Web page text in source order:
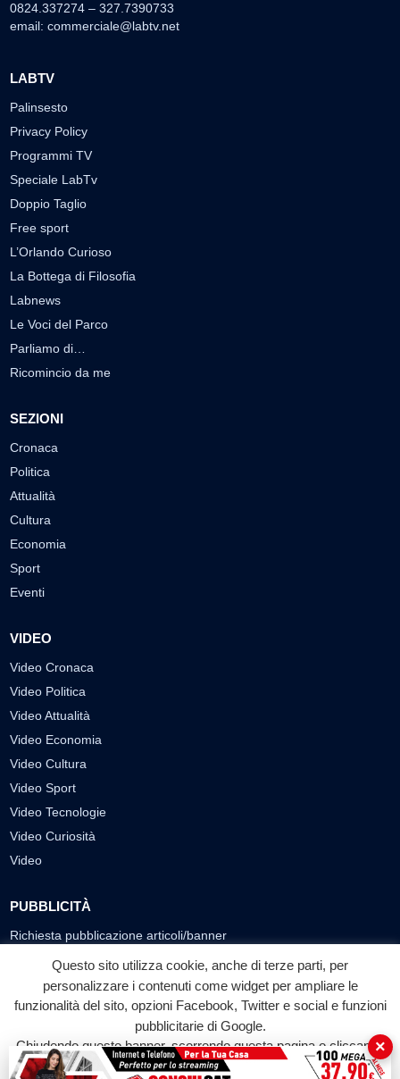
0824.337274 – 327.7390733
email: commerciale@labtv.net
LABTV
Palinsesto
Privacy Policy
Programmi TV
Speciale LabTv
Doppio Taglio
Free sport
L’Orlando Curioso
La Bottega di Filosofia
Labnews
Le Voci del Parco
Parliamo di…
Ricomincio da me
SEZIONI
Cronaca
Politica
Attualità
Cultura
Economia
Sport
Eventi
VIDEO
Video Cronaca
Video Politica
Video Attualità
Video Economia
Video Cultura
Video Sport
Video Tecnologie
Video Curiosità
Video
PUBBLICITÀ
Richiesta pubblicazione articoli/banner
SEGUICI SUI SOCIAL
f
Facebook
◎ ▶
YouTube
Questo sito utilizza cookie, anche di terze parti, per
personalizzare i contenuti come widget per ampliare le
funzionalità del sito, opzioni Facebook, Twitter e social e funzioni
pubblicitarie di Google.
Chiudendo questo banner, scorrendo questa pagina o cliccando
su qualunque suo elemento acconsenti all'uso dei cookie.
×